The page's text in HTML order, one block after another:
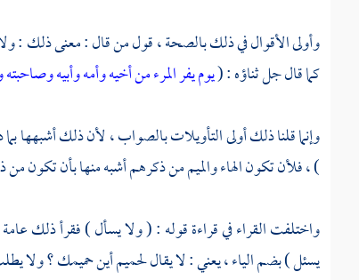
وأولى الأقوال في ذلك بالصحة ، قول من قال : معنى ذلك :
كما قال جل ثناؤه : (يوم يفر المرء من أخيه وأمه وأبيه
وإنما قلنا ذلك أولى التأويلات بالصواب ، لأن ذلك أشبهها
) ، فلأن تكون الهاء والميم من ذكرهم أشبه منها بأن تكون
واختلفت القراء في قراءة قوله : ( ولا يسأل ) فقرأ ذلك
يسئل ) بضم الياء ، يعني : لا يقال لحميم أين حميمك ؟